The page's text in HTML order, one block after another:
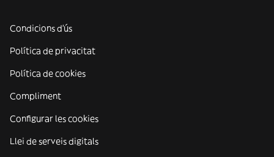
Condicions d'ús
Política de privacitat
Política de cookies
Compliment
Configurar les cookies
Llei de serveis digitals